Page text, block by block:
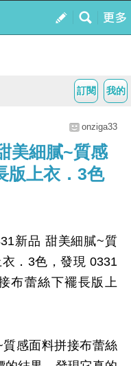
我的
訂閱
onziga33
美細膩~質感
版上衣．3色
新品 甜美細膩~質
．3色，發現 0331
布蕾絲下襬長版上
感面料拼接布蕾絲